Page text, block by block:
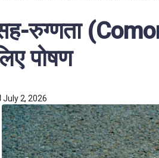
रुग्णता
पोषण
July 2, 2026